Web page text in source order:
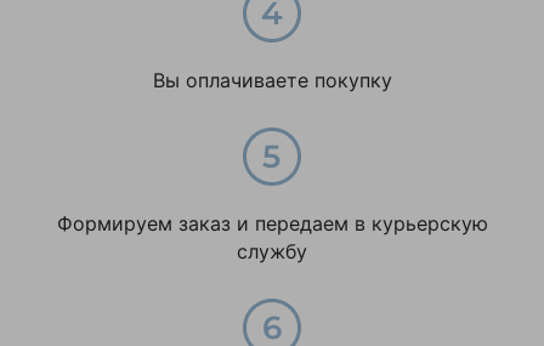
надежная. Собирается
за минуту. Ступени
нескользящие.
упаковано отлично.
Рекомендую
Вы оплачиваете покупку
Формируем заказ и передаем в курьерскую
службу